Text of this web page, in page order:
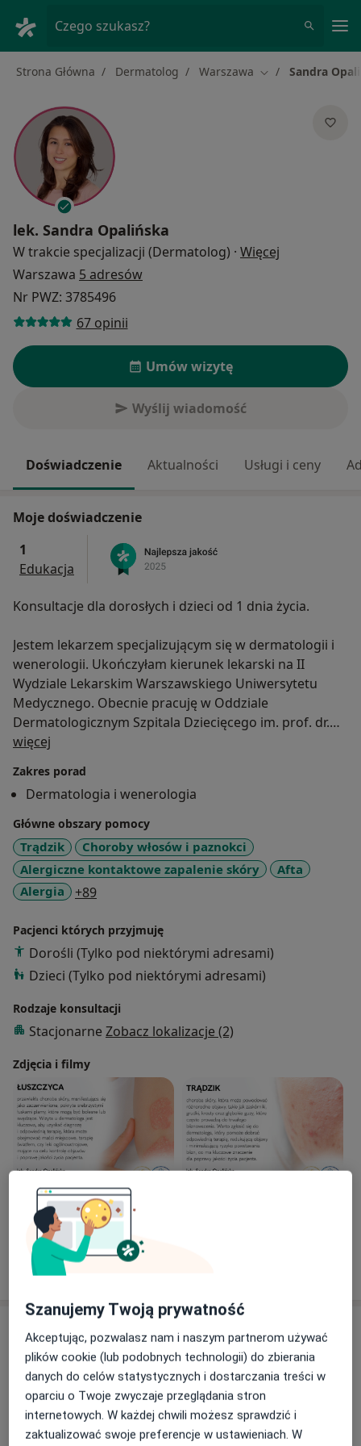
Czego szukasz?
Strona Główna Dermatolog Warszawa Zmień miasto
Sandra
lek. Sandra Opalińska
W trakcie specjalizacji (Dermatolog) · Więcej
Warszawa 5 adresów
Nr PWZ: 3785496
67 opinii
Umów wizytę
Wyślij wiadomość
Doświadczenie Aktualności Usługi i ceny
Moje doświadczenie
1
Edukacja
Konsultacje dla dorosłych i dzieci od 1 dnia życia.
Jestem lekarzem specjalizującym się w dermatologii i
wenerologii. Ukończyłam kierunek lekarski na II
Wydziale Lekarskim Warszawskiego Uniwersytetu
Medycznego. Obecnie pracuję w Oddziale
Dermatologicznym Szpitala Dziecięcego im. prof. dr.
med. Jana Bogdanowicza w Warszawie.
Zajmuję się kompleksową diagnostyką i leczeniem
chorób skóry, włosów i paznokci u pacjentów w
każdym wieku. Wykonuję zabiegi z zakresu
dermatochirurgii (estetycznego usuwania zmian
skórnych), takie jak krioterapia, laseroterapia, biopsja
oraz łyżeczkowanie, a także przeprowadzam badania
dermoskopowe skóry ciała i trichoskopowe owłosionej
Doświadczenie zawodowe zdobywałam w
renomowanych ośrodkach w Polsce oraz w Austrii.
specjalistycznych kursach, szkoleniach i konferencjach
naukowych. Moje szczególne zainteresowania
dziecięcą oraz choroby paznokci.
W pracy stawiam na indywidualne podejście do
każdego pacjenta, dbając o najwyższą jakość opieki
medycznej.
więcej
Zakres porad
Dermatologia i wenerologia
Główne obszary pomocy
Trądzik
Choroby włosów i paznokci
Alergiczne kontaktowe zapalenie skóry
Afta
Alergia
+89a11y_sr_more_diseases
Pacjenci których przyjmuję
Dorośli (Tylko pod niektórymi adresami)
Dzieci (Tylko pod niektórymi adresami)
Rodzaje konsultacji
Stacjonarne Zobacz lokalizacje (2)
Zdjęcia i filmy
Zobacz galerię (10)
lek. Sandra Opalińska
Omulewska 27, 04-128 Warszawa
Z radością informujemy, że Centrum
Dermatologiczne FEBUMED po raz piąty zostało
uhonorowane prestiżowym Certyfikatem Jakości
Szanujemy Twoją prywatność
Akceptując, pozwalasz nam i naszym partnerom używać
plików cookie (lub podobnych technologii) do zbierania
danych do celów statystycznych i dostarczania treści w
oparciu o Twoje zwyczaje przeglądania stron
internetowych. W każdej chwili możesz sprawdzić i
zaktualizować swoje preferencje w ustawieniach. W